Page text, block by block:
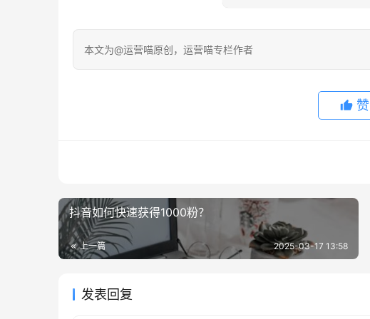
本文为@运营喵原创，运营喵专栏作者
赞
抖音如何快速获得1000粉？
上一篇 2025-03-17 13:58
发表回复